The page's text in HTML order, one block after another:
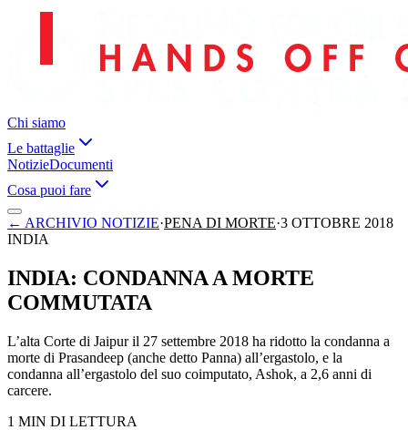
Chi siamo
Le battaglie
NotizieDocumenti
Cosa puoi fare
← ARCHIVIO NOTIZIE·PENA DI MORTE·3 OTTOBRE 2018
INDIA
INDIA: CONDANNA A MORTE
COMMUTATA
L’alta Corte di Jaipur il 27 settembre 2018 ha ridotto la condanna a
morte di Prasandeep (anche detto Panna) all’ergastolo, e la
condanna all’ergastolo del suo coimputato, Ashok, a 2,6 anni di
carcere.
1 MIN DI LETTURA